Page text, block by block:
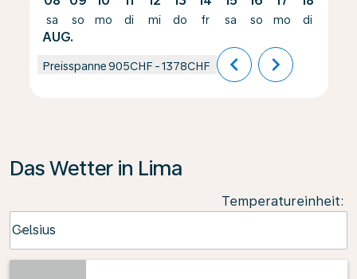
sa
AUG.
so mo di mi do fr sa so mo di
Preisspanne905CHF -1378CHF chevron_left chevron_right
Das Wetter in Lima
Temperatureinheit:
Celsius
keyboard_arrow_down